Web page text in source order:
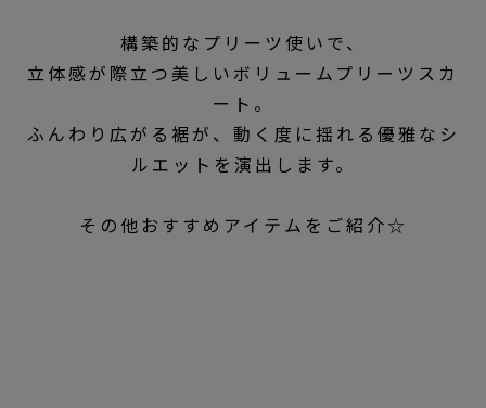
構築的なプリーツ使いで、
立体感が際立つ美しいボリュームプリーツスカ
ート。
ふんわり広がる裾が、動く度に揺れる優雅なシ
ルエットを演出します。
その他おすすめアイテムをご紹介☆